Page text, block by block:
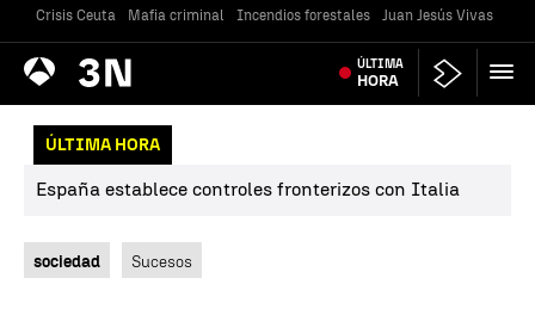
Crisis Ceuta Mafia criminal Incendios forestales Juan Jesús Vivas
Antena
3 Noticias ÚLTIMA
HORA
ÚLTIMA HORA
España establece controles fronterizos con Italia
sociedad Sucesos